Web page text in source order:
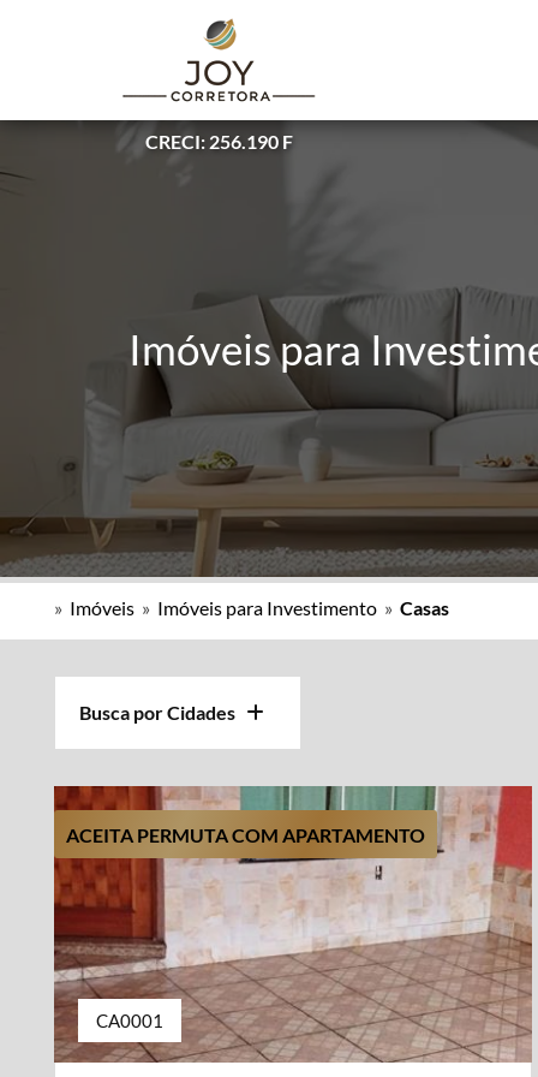
CRECI: 256.190 F
Imóveis para
» Imóveis » Imóveis para Investimento » Casas
Busca por Cidades
ACEITA PERMUTA COM APARTAMENTO
CA0001